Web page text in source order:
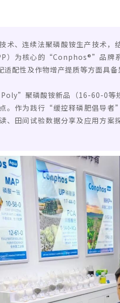
术、连续法聚磷酸铵生产技术，
）为核心的“Conphos®”品牌
配性及作物增产提质等方面具备
聚磷酸铵新品（16-60-0等规
。作为践行“缓控释磷肥倡导
、田间试验数据分享及应用方案